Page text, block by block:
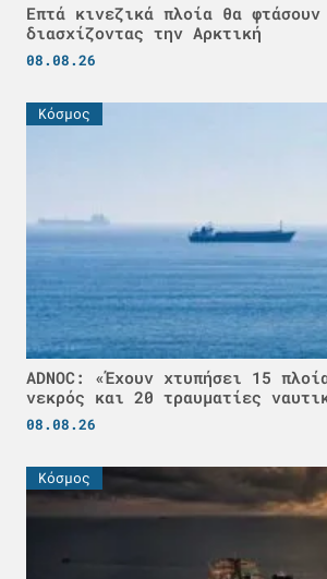
Επτά κινεζικά πλοία θα
διασχίζοντας την Αρκτική
08.08.26
Κόσμος
ADNOC: «Έχουν χτυπήσει 15
νεκρός και 20 τραυματίες
08.08.26
Κόσμος